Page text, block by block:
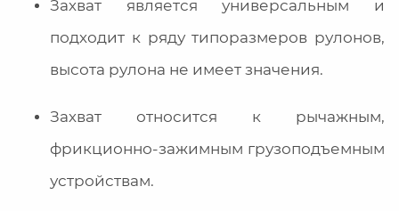
Захват является универсальным и
подходит к ряду типоразмеров рулонов,
высота рулона не имеет значения.
Захват относится к рычажным,
фрикционно-зажимным грузоподъемным
устройствам.